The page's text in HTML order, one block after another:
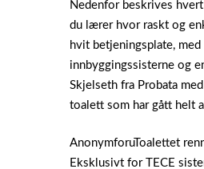
Nedenfor beskrives
du lærer hvor raskt og
hvit betjeningsplate,
innbyggingssisterne og
Skjelseth fra Probata
toalett som har gått helt
AnonymforuToalettet
Eksklusivt for TECE